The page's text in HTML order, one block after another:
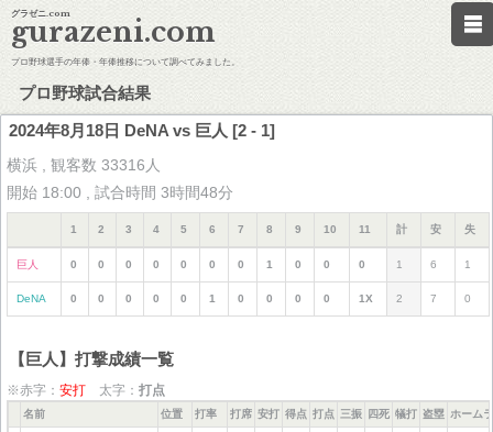
グラゼニ.com
gurazeni.com
プロ野球選手の年俸・年俸推移について調べてみました。
プロ野球試合結果
2024年8月18日 DeNA vs 巨人 [2 - 1]
横浜 , 観客数 33316人
開始 18:00 , 試合時間 3時間48分
1 2 3 4 5 6 7 8 9 10 11 計 安 失
巨人 0 0 0 0 0 0 0 1 0 0 0 1 6 1
DeNA 0 0 0 0 0 1 0 0 0 0 1X 2 7 0
【巨人】打撃成績一覧
※赤字： 安打 太字： 打点
名前 位置 打率 打席 安打 得点 打点 三振 四死 犠打 盗塁 ホーム